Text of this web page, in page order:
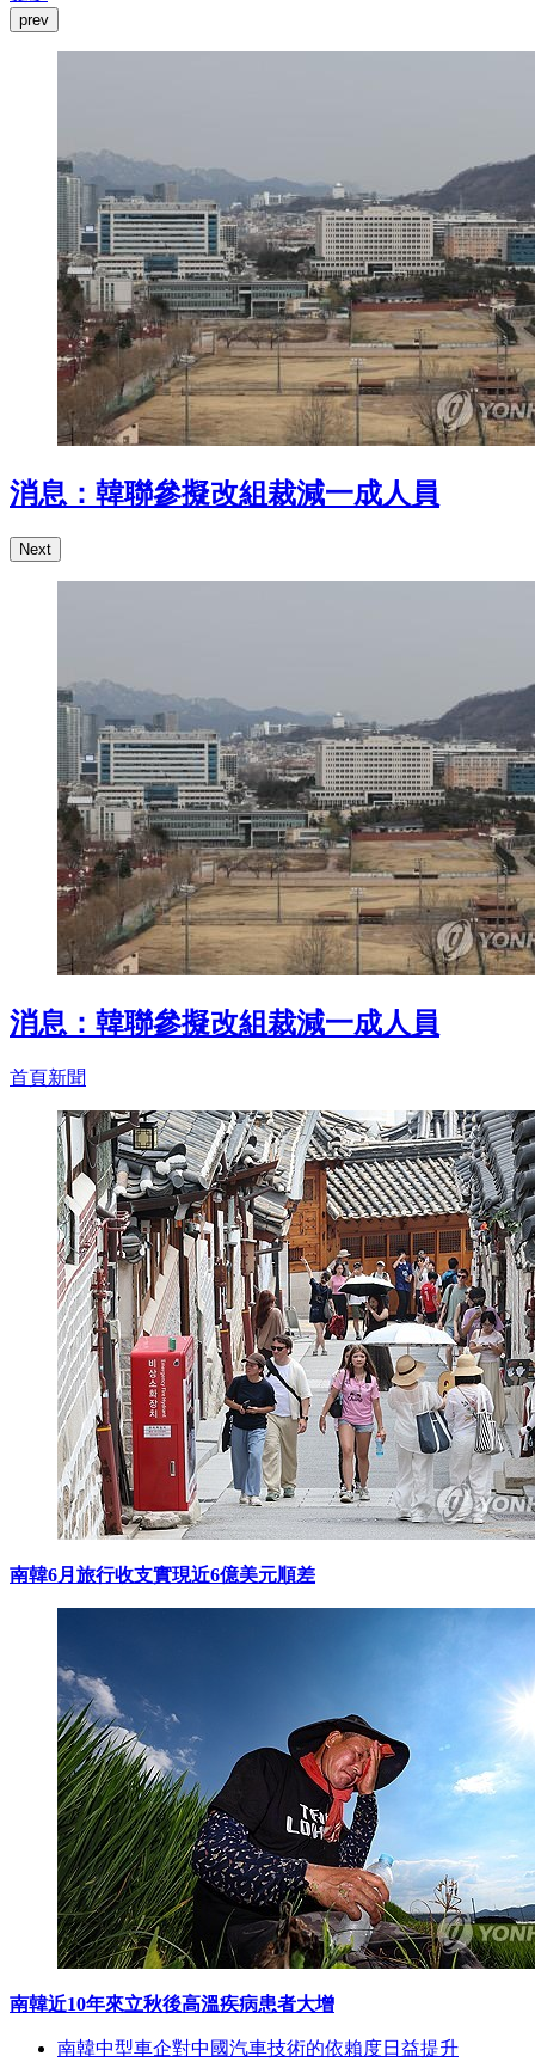
prev
消息：韓聯參擬改組裁減一成人員
Next
消息：韓聯參擬改組裁減一成人員
首頁新聞
南韓6月旅行收支實現近6億美元順差
南韓近10年來立秋後高溫疾病患者大增
南韓中型車企對中國汽車技術的依賴度日益提升